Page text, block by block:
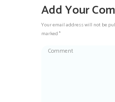
Add Your
Your email address will not be
marked *